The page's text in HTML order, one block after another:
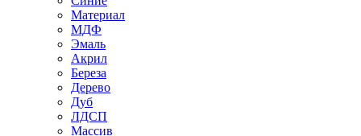
Материал
МДФ
Эмаль
Акрил
Береза
Дерево
Дуб
ЛДСП
Массив